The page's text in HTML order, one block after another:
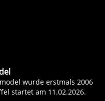
wurde erstmals 2006
startet am 11.02.2026.